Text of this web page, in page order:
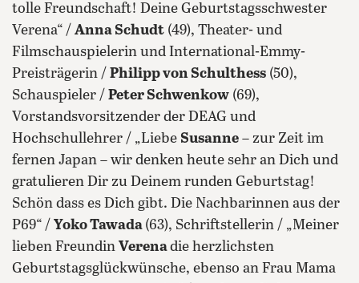
tolle Freundschaft! Deine Geburtstagsschwester
Verena“ / Anna Schudt (49), Theater- und
Filmschauspielerin und International-Emmy-
Preisträgerin / Philipp von Schulthess (50),
Schauspieler / Peter Schwenkow (69),
Vorstandsvorsitzender der DEAG und
Hochschullehrer / „Liebe Susanne – zur Zeit im
fernen Japan – wir denken heute sehr an Dich und
gratulieren Dir zu Deinem runden Geburtstag!
Schön dass es Dich gibt. Die Nachbarinnen aus der
P69“ / Yoko Tawada (63), Schriftstellerin / „Meiner
lieben Freundin Verenadie herzlichsten
Geburtstagsglückwünsche, ebenso an Frau Mama